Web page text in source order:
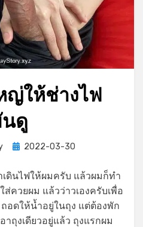
ญ่ให้ช่างไฟ
ดู
Posted
2022-03-30
ดินไฟให้ผมครับ แล้วผมก็ทำ
ส่ควยผม แล้วว่าวเองครับเพื่อ
อดให้น้ำอยู่ในถุง แต่ต้องพัก
าถุงเดียวอยู่แล้ว ถุงแรกผม